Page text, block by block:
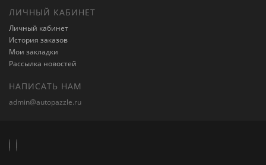
ЛИЧНЫЙ КАБИНЕТ
Личный кабинет
История заказов
Мои закладки
Рассылка новостей
НАПИСАТЬ НАМ
admin@autopazzle.ru